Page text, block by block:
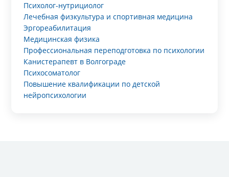
Психолог-нутрициолог
Лечебная физкультура и спортивная медицина
Эргореабилитация
Медицинская физика
Профессиональная переподготовка по психологии
Канистерапевт в Волгограде
Психосоматолог
Повышение квалификации по детской
нейропсихологии